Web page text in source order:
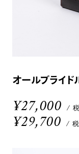
オールブライド
¥27,000 /
¥29,700 /